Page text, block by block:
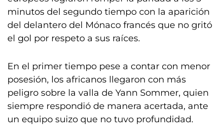
minutos del segundo tiempo con la aparición
del delantero del Mónaco francés que no gritó
el gol por respeto a sus raíces.
En el primer tiempo pese a contar con menor
posesión, los africanos llegaron con más
peligro sobre la valla de Yann Sommer, quien
siempre respondió de manera acertada, ante
un equipo suizo que no tuvo profundidad.